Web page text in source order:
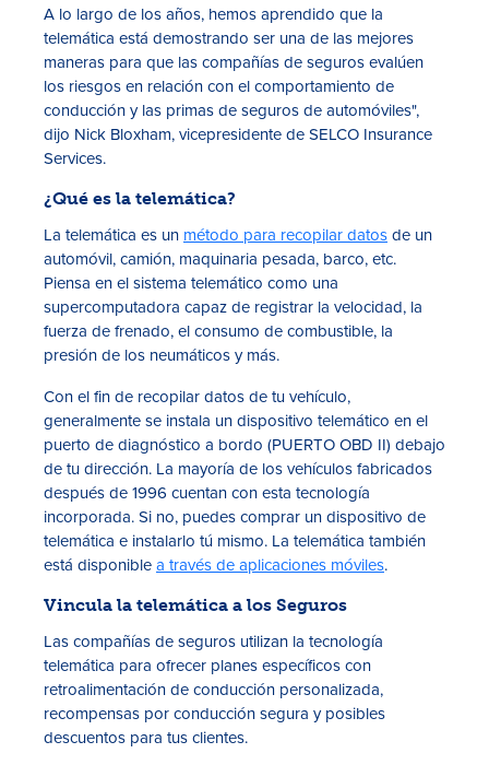
A lo largo de los años, hemos aprendido que la
telemática está demostrando ser una de las mejores
maneras para que las compañías de seguros evalúen
los riesgos en relación con el comportamiento de
conducción y las primas de seguros de automóviles",
dijo Nick Bloxham, vicepresidente de SELCO Insurance
Services.
¿Qué es la telemática?
La telemática es un método para recopilar datosde un
automóvil, camión, maquinaria pesada, barco, etc.
Piensa en el sistema telemático como una
supercomputadora capaz de registrar la velocidad, la
fuerza de frenado, el consumo de combustible, la
presión de los neumáticos y más.
Con el fin de recopilar datos de tu vehículo,
generalmente se instala un dispositivo telemático en el
puerto de diagnóstico a bordo (PUERTO OBD II) debajo
de tu dirección. La mayoría de los vehículos fabricados
después de 1996 cuentan con esta tecnología
incorporada. Si no, puedes comprar un dispositivo de
telemática e instalarlo tú mismo. La telemática también
está disponiblea través de aplicaciones móviles.
Vincula la telemática a los Seguros
Las compañías de seguros utilizan la tecnología
telemática para ofrecer planes específicos con
retroalimentación de conducción personalizada,
recompensas por conducción segura y posibles
descuentos para tus clientes.